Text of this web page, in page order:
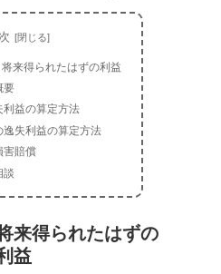
来得られたはずの利益
要
利益の算定方法
逸失利益の算定方法
害賠償
談
来得られたはずの
益